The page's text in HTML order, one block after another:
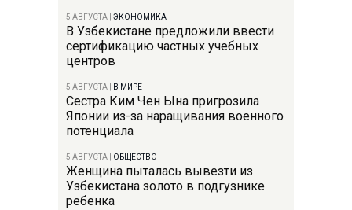
5 АВГУСТА ЭКОНОМИКА
В Узбекистане предложили ввести
сертификацию частных учебных
центров
5 АВГУСТА В МИРЕ
Сестра Ким Чен Ына пригрозила
Японии из-за наращивания военного
потенциала
5 АВГУСТА ОБЩЕСТВО
Женщина пыталась вывезти из
Узбекистана золото в подгузнике
ребенка